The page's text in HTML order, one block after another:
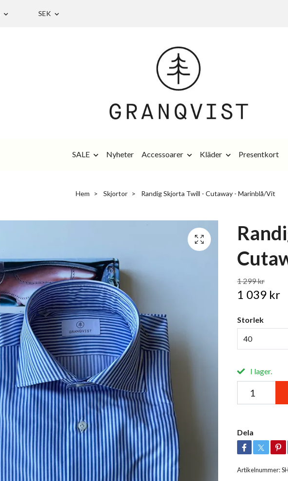
SEK
SALE Nyheter Accessoarer Kläder Presentkort
Hem Skjortor Randig Skjorta Twill - Cutaway - Marinblå/Vit
1 299 kr
1 039 kr
Storlek
40
I lager.
Dela
Artikelnummer: